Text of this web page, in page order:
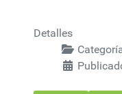
Detalles